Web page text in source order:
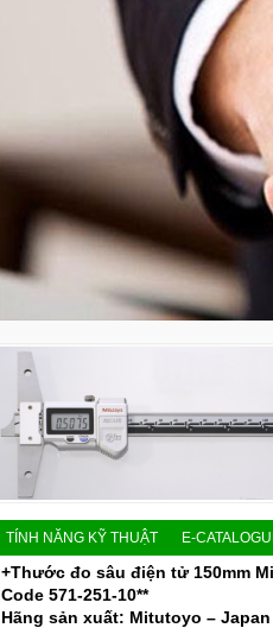
TÍNH NĂNG KỸ THUẬT E-
+Thước đo sâu điện tử 150mm
Code 571-251-10**
Hãng sản xuất: Mitutoyo – Japan